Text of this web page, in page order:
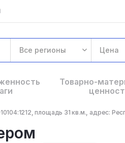
Все регионы Цена
Товарно-
площадь 31 кв.м., адрес: